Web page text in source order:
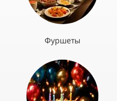
Фуршеты